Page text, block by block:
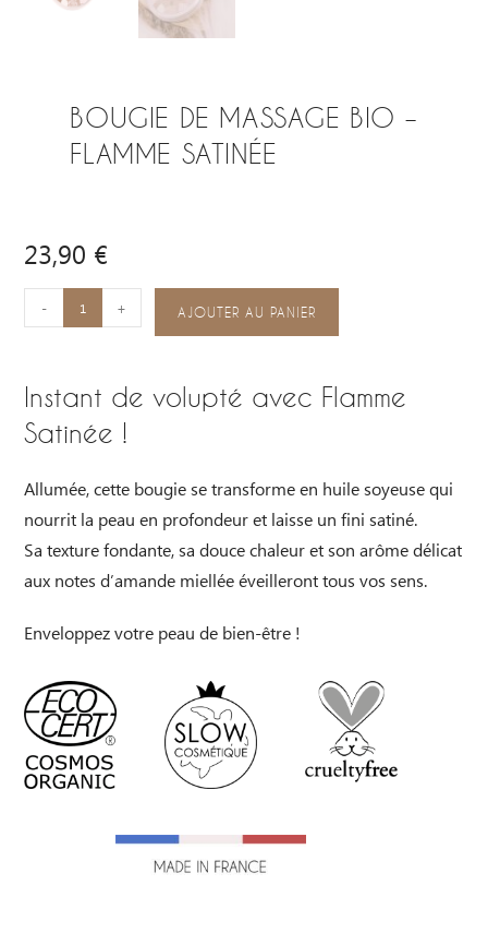
BOUGIE DE MASSAGE BIO –
FLAMME SATINÉE
23,90 €
- + AJOUTER AU PANIER
e
a
t
i
v
Instant de volupté avec Flamme
Satinée !
Allumée, cette bougie se transforme en huile soyeuse qui
nourrit la peau en profondeur et laisse un fini satiné.
Sa texture fondante, sa douce chaleur et son arôme délicat
aux notes d’amande miellée éveilleront tous vos sens.
Enveloppez votre peau de bien-être !